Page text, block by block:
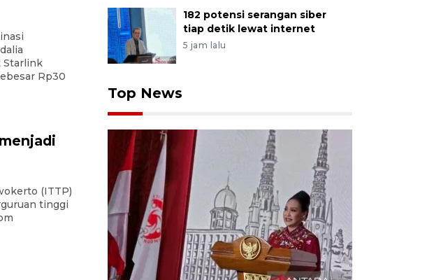
Starlink
Rp30
(ITTP)
tinggi
182 potensi serangan siber
tiap detik lewat internet
5 jam lalu
Top News